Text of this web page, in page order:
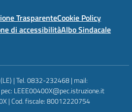
TrasparenteCookie Policy
di accessibilitàAlbo Sindacale
| Tel. 0832-232468 | mail:
LEEE00400X@pec.istruzione.it
| Cod. fiscale: 80012220754